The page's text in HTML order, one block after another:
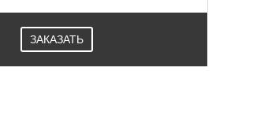
ЗАКАЗАТЬ